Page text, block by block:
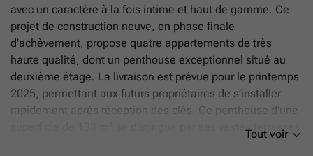
avec un caractère à la fois intime et haut de gamme. Ce
projet de construction neuve, en phase finale
d'achèvement, propose quatre appartements de très
haute qualité, dont un penthouse exceptionnel situé au
deuxième étage. La livraison est prévue pour le printemps
2025, permettant aux futurs propriétaires de s’installer
rapidement après réception des clés. Ce penthouse d'une
superficie de 138 m² se distingue par ses vastes terrasses
Tout voir